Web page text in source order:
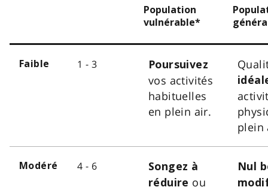
Population
vulnérable*
Faible 1 - 3 Poursuivez
vos activités
habituelles
en plein air.
plein
Modéré 4 - 6
Songez à
réduire ou
Nul